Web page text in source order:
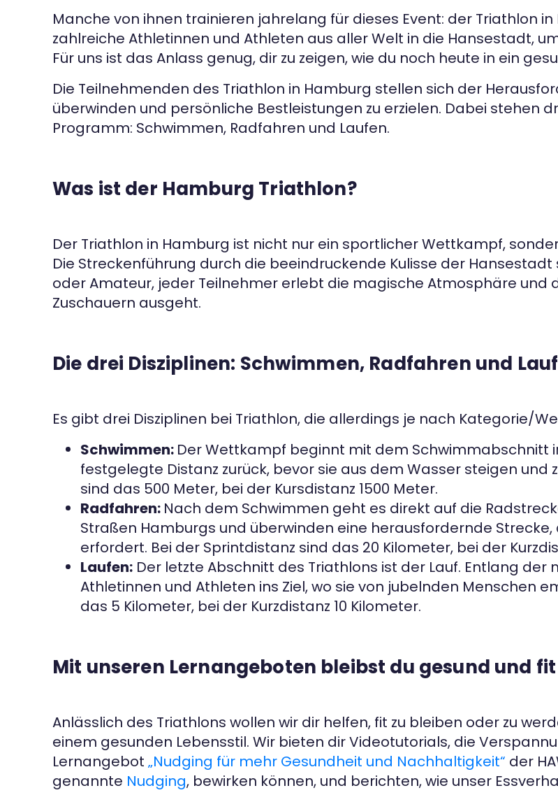
Manche von ihnen trainieren jahrelang für dieses Event: der Triathlon in
zahlreiche Athletinnen und Athleten aus aller Welt in die Hansestadt,
Für uns ist das Anlass genug, dir zu zeigen, wie du noch heute in ein
Die Teilnehmenden des Triathlon in Hamburg stellen sich der
überwinden und persönliche Bestleistungen zu erzielen. Dabei stehen
Programm: Schwimmen, Radfahren und Laufen.
Was ist der Hamburg Triathlon?
Der Triathlon in Hamburg ist nicht nur ein sportlicher Wettkampf,
Die Streckenführung durch die beeindruckende Kulisse der Hansestadt
oder Amateur, jeder Teilnehmer erlebt die magische Atmosphäre und
Zuschauern ausgeht.
Die drei Disziplinen: Schwimmen, Radfahren und
Es gibt drei Disziplinen bei Triathlon, die allerdings je nach Kategorie/
Schwimmen: Der Wettkampf beginnt mit dem Schwimmabschnitt
festgelegte Distanz zurück, bevor sie aus dem Wasser steigen und
sind das 500 Meter, bei der Kursdistanz 1500 Meter.
Radfahren: Nach dem Schwimmen geht es direkt auf die
Straßen Hamburgs und überwinden eine herausfordernde
erfordert. Bei der Sprintdistanz sind das 20 Kilometer, bei der
Laufen: Der letzte Abschnitt des Triathlons ist der Lauf. Entlang der
Athletinnen und Athleten ins Ziel, wo sie von jubelnden Menschen
das 5 Kilometer, bei der Kurzdistanz 10 Kilometer.
Mit unseren Lernangeboten bleibst du gesund und fit
Anlässlich des Triathlons wollen wir dir helfen, fit zu bleiben oder zu
einem gesunden Lebensstil. Wir bieten dir Videotutorials, die
Lernangebot „Nudging für mehr Gesundheit und Nachhaltigkeit“ der
genannte Nudging, bewirken können, und berichten, wie unser